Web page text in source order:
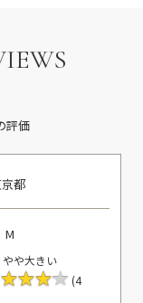
評価
都
M
やや大きい
(4